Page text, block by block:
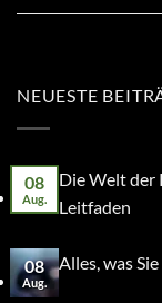
NEUESTE
08
Aug.
Die Welt der
Leitfaden
08
Aug.
Alles, was